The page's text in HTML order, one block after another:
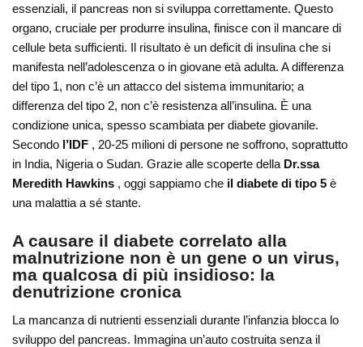
essenziali, il pancreas non si sviluppa correttamente. Questo
organo, cruciale per produrre insulina, finisce con il mancare di
cellule beta sufficienti. Il risultato è un deficit di insulina che si
manifesta nell’adolescenza o in giovane età adulta. A differenza
del tipo 1, non c’è un attacco del sistema immunitario; a
differenza del tipo 2, non c’è resistenza all’insulina. È una
condizione unica, spesso scambiata per diabete giovanile.
Secondo l’IDF , 20-25 milioni di persone ne soffrono, soprattutto
in India, Nigeria o Sudan. Grazie alle scoperte della Dr.ssa
Meredith Hawkins , oggi sappiamo che il diabete di tipo 5è
una malattia a sé stante.
A causare il diabete correlato alla
malnutrizione non è un gene o un virus,
ma qualcosa di più insidioso: la
denutrizione cronica
La mancanza di nutrienti essenziali durante l’infanzia blocca lo
sviluppo del pancreas. Immagina un’auto costruita senza il